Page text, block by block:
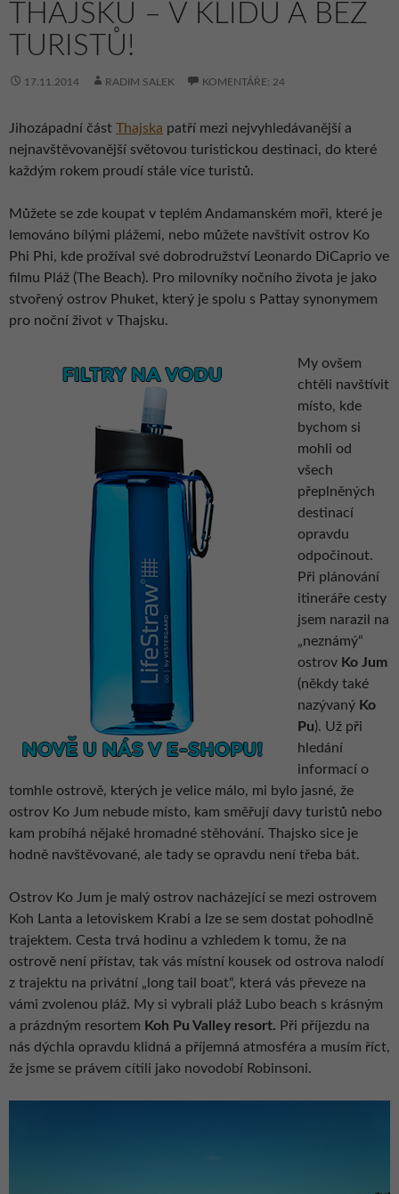
THAJSKU – V KLIDU A BEZ
TURISTŮ!
17.11.2014 RADIM SALEK KOMENTÁŘE: 24
Jihozápadní část Thajska patří mezi nejvyhledávanější a
nejnavštěvovanější světovou turistickou destinaci, do které
každým rokem proudí stále více turistů.
Můžete se zde koupat v teplém Andamanském moři, které je
lemováno bílými plážemi, nebo můžete navštívit ostrov Ko
Phi Phi, kde prožíval své dobrodružství Leonardo DiCaprio ve
filmu Pláž (The Beach). Pro milovníky nočního života je jako
stvořený ostrov Phuket, který je spolu s Pattay synonymem
pro noční život v Thajsku.
My ovšem
chtěli navštívit
místo, kde
bychom si
mohli od
všech
přeplněných
destinací
opravdu
odpočinout.
Při plánování
itineráře cesty
jsem narazil na
„neznámý“
ostrov Ko Jum
(někdy také
nazývaný Ko
Pu). Už při
hledání
informací o
tomhle ostrově, kterých je velice málo, mi bylo jasné, že
ostrov Ko Jum nebude místo, kam směřují davy turistů nebo
kam probíhá nějaké hromadné stěhování. Thajsko sice je
hodně navštěvované, ale tady se opravdu není třeba bát.
Ostrov Ko Jum je malý ostrov nacházející se mezi ostrovem
Koh Lanta a letoviskem Krabi a lze se sem dostat pohodlně
trajektem. Cesta trvá hodinu a vzhledem k tomu, že na
ostrově není přístav, tak vás místní kousek od ostrova nalodí
z trajektu na privátní „long tail boat“, která vás převeze na
vámi zvolenou pláž. My si vybrali pláž Lubo beach s krásným
a prázdným resortem Koh Pu Valley resort. Při příjezdu na
nás dýchla opravdu klidná a příjemná atmosféra a musím říct,
že jsme se právem cítili jako novodobí Robinsoni.